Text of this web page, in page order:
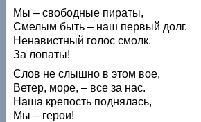
Мы – свободные пираты,
Смелым быть – наш первый долг.
Ненавистный голос смолк.
За лопаты!
Слов не слышно в этом вое,
Ветер, море, – все за нас.
Наша крепость поднялась,
Мы – герои!